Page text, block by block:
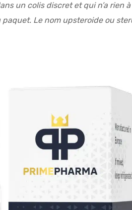
un colis discret et qui n’a
Le nom upsteroide ou